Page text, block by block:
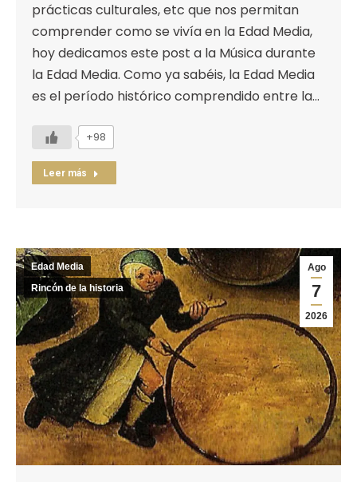
prácticas culturales, etc que nos permitan
comprender como se vivía en la Edad Media,
hoy dedicamos este post a la Música durante
la Edad Media. Como ya sabéis, la Edad Media
es el período histórico comprendido entre la…
+98
Leer más
Ago
7
2026
Edad Media
Rincón de la historia